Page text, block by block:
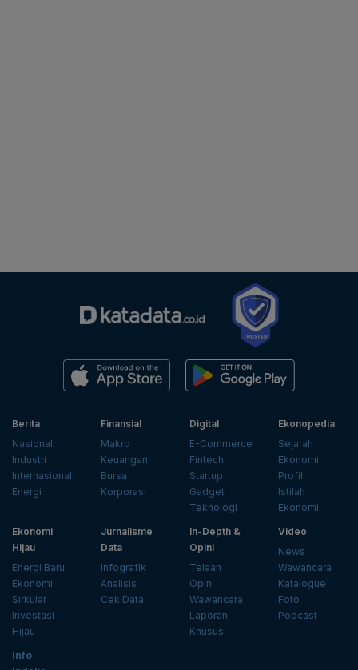
Berita
Nasional
Industri
Internasional
Energi
Finansial
Makro
Keuangan
Bursa
Korporasi
Digital
E-Commerce
Fintech
Startup
Gadget
Teknologi
Ekonopedia
Sejarah
Ekonomi
Profil
Istilah
Ekonomi
Ekonomi
Hijau
Energi Baru
Ekonomi
Sirkular
Investasi
Hijau
Jurnalisme
Data
Infografik
Analisis
Cek Data
In-Depth &
Opini
Telaah
Opini
Wawancara
Laporan
Khusus
Video
News
Wawancara
Katalogue
Foto
Podcast
Info